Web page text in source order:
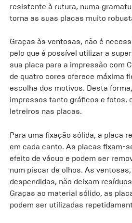
resistente à rutura, numa
torna as suas placas muito
Graças às ventosas, não é
pelo que é possível utilizar a
sua placa para a impressão com
de quatro cores oferece máxima
escolha dos motivos. Desta
impressos tanto gráficos e fotos,
letreiros nas placas.
Para uma fixação sólida, a placa
em cada canto. As placas fixam-
efeito de vácuo e podem ser
num piscar de olhos. As
despendidas, não deixam
Graças ao material sólido, as
podem ser utilizadas